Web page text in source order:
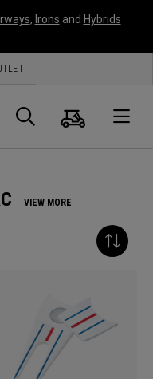
, Irons and Hybrids
Panier
VIEW MORE